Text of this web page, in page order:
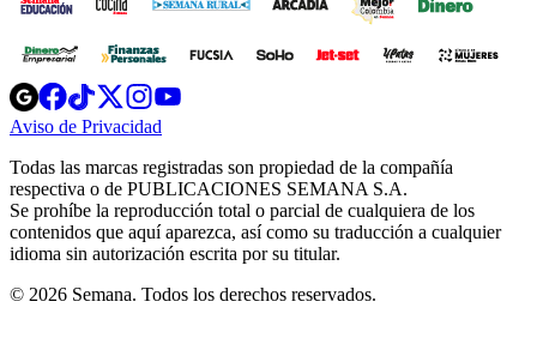
Opens
in
new
Opens
in
new
Opens
in
new
window
Opens
new
windowwindow
Aviso de Privacidad
new
window
Todas las marcas registradas son propiedad de la compañía
respectiva o de PUBLICACIONES SEMANA S.A.
Se prohíbe la reproducción total o parcial de cualquiera de los
contenidos que aquí aparezca, así como su traducción a cualquier
idioma sin autorización escrita por su titular.
© 2026 Semana. Todos los derechos reservados.